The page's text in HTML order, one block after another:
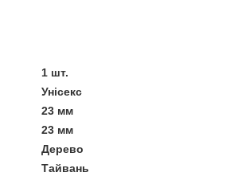
1 шт.
Унісекс
23 мм
23 мм
Дерево
Тайвань